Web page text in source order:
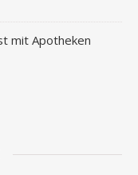
mit Apotheken